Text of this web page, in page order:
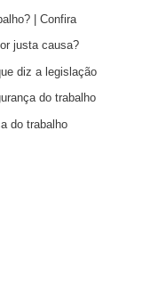
| Confira
justa causa?
diz a legislação
do trabalho
do trabalho